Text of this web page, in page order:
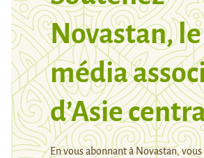
Novastan, le
média
d’Asie
En vous abonnant à Novastan,